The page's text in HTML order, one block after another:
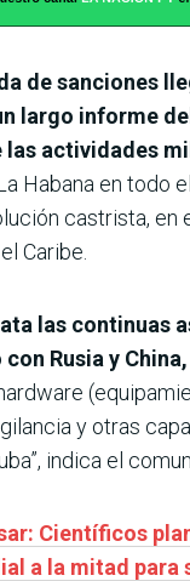
de sanciones
largo informe
las actividades
Habana en todo
castrista, en
Caribe.
las continuas
Rusia y China,
y otras
indica el
Científicos
a la mitad para